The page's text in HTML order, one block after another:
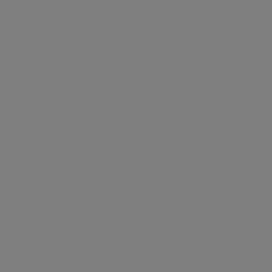
depuis de nombreuses
ce Côtes de Provence élégant
Challenge 2019.